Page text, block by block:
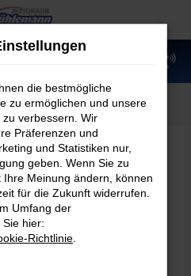
Fahrzeugmarkt
Error
die bestmögliche
zu ermöglichen und unsere
verbessern. Wir
Präferenzen und
und Statistiken nur,
geben. Wenn Sie zu
Meinung ändern, können
für die Zukunft widerrufen.
Umfang der
hier:
Richtlinie